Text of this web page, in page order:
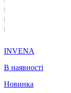
INVENA
В наявності
Новинка